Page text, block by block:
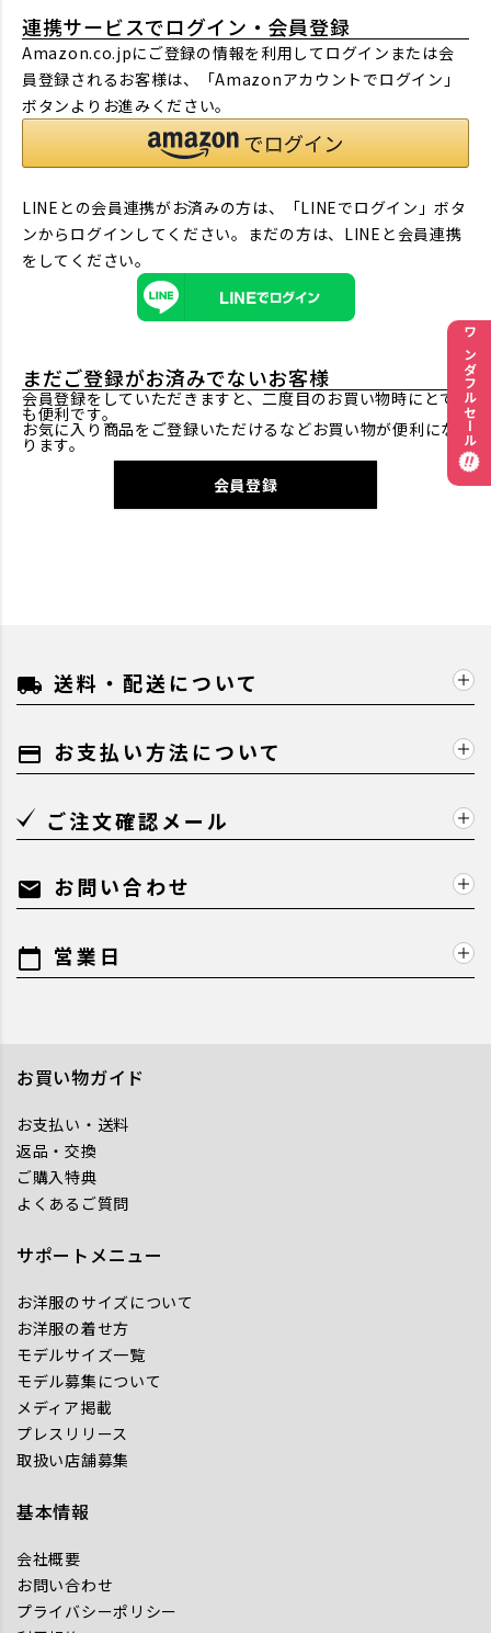
連携サービスでログイン・会員登録
Amazon.co.jpにご登録の情報を利用してログインまたは会
員登録されるお客様は、「Amazonアカウントでログイン」
ボタンよりお進みください。
LINEとの会員連携がお済みの方は、「LINEでログイン」ボタ
ンからログインしてください。まだの方は、 LINEと会員連携
をしてください。
まだご登録がお済みでないお客様
会員登録をしていただきますと、二度目のお買い物時にとて
も便利です。
お気に入り商品をご登録いただけるなどお買い物が便利にな
ります。
会員登録
local_shipping 送料・配送について
payment お支払い方法について
ご注文確認メール
mail お問い合わせ
calendar_today 営業日
お買い物ガイド
お支払い・送料
返品・交換
ご購入特典
よくあるご質問
サポートメニュー
お洋服のサイズについて
お洋服の着せ方
モデルサイズ一覧
モデル募集について
メディア掲載
プレスリリース
取扱い店舗募集
基本情報
会社概要
お問い合わせ
プライバシーポリシー
ワンダフルセール